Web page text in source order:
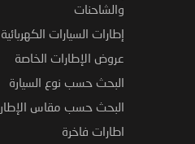
والشاحنات
إطارات السيارات الكهربائية
عروض الإطارات الخاصة
البحث حسب نوع السيارة
البحث حسب مقاس الإطار
اطارات فاخرة